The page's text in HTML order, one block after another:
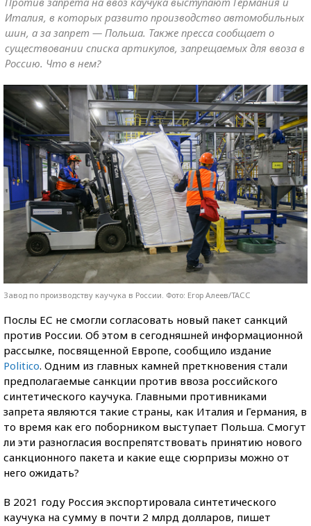
Италия, в которых развито производство автомобильных
шин, а за запрет — Польша. Также пресса сообщает о
существовании списка артикулов, запрещаемых для ввоза в
Россию. Что в нем?
Завод по производству каучука в России. Фото: Егор Алеев/ТАСС
Послы ЕС не смогли согласовать новый пакет санкций
против России. Об этом в сегодняшней информационной
рассылке, посвященной Европе, сообщило издание
Politico. Одним из главных камней преткновения стали
предполагаемые санкции против ввоза российского
синтетического каучука. Главными противниками
запрета являются такие страны, как Италия и Германия, в
то время как его поборником выступает Польша. Смогут
ли эти разногласия воспрепятствовать принятию нового
санкционного пакета и какие еще сюрпризы можно от
него ожидать?
В 2021 году Россия экспортировала синтетического
каучука на сумму в почти 2 млрд долларов, пишет